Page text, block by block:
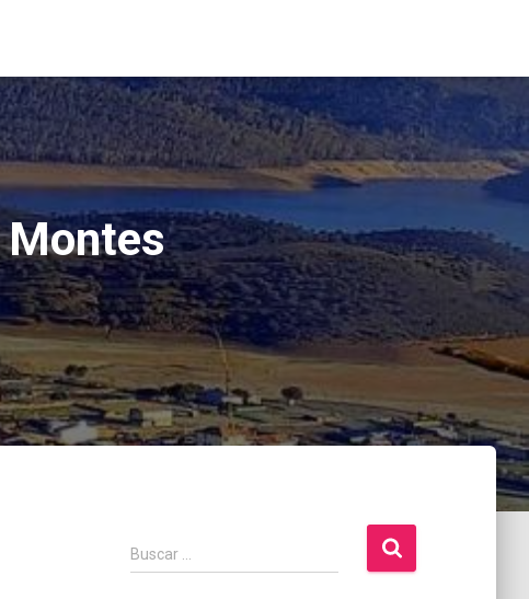
Montes
B
u
Buscar …